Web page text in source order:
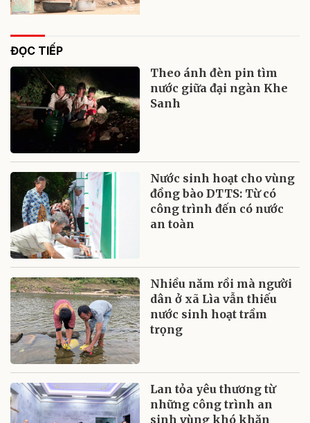
ĐỌC TIẾP
Theo ánh đèn pin tìm
nước giữa đại ngàn Khe
Sanh
Nước sinh hoạt cho vùng
đồng bào DTTS: Từ có
công trình đến có nước
an toàn
Nhiều năm rồi mà người
dân ở xã Lìa vẫn thiếu
nước sinh hoạt trầm
trọng
Lan tỏa yêu thương từ
những công trình an
sinh vùng khó khăn